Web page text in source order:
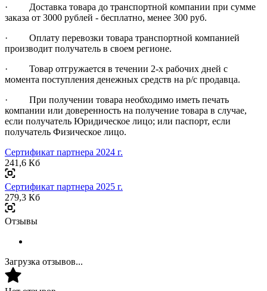
· Доставка товара до транспортной компании при сумме
заказа от 3000 рублей - бесплатно, менее 300 руб.
· Оплату перевозки товара транспортной компанией
производит получатель в своем регионе.
· Товар отгружается в течении 2-х рабочих дней с
момента поступления денежных средств на р/с продавца.
· При получении товара необходимо иметь печать
компании или доверенность на получение товара в случае,
если получатель Юридическое лицо; или паспорт, если
получатель Физическое лицо.
Сертификат партнера 2024 г.
241,6 Кб
Сертификат партнера 2025 г.
279,3 Кб
Отзывы
Загрузка отзывов...